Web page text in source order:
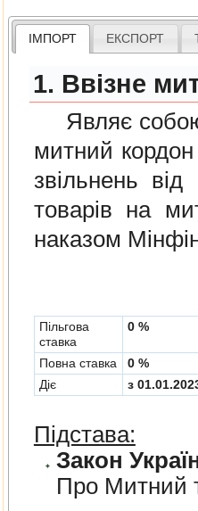
ІМПОРТ ЕКСПОРТ
1. Ввізне
Являє собою
митний
звiльнень вiд
товарiв на
наказом
Пільгова
ставка
0 %
Повна ставка
0 %
Діє
з
Підстава:
Закон
Про Митний